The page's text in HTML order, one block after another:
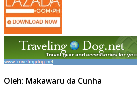
Oleh: Makawaru da Cunha